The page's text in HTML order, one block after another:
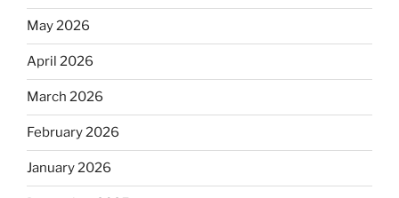
May 2026
April 2026
March 2026
February 2026
January 2026